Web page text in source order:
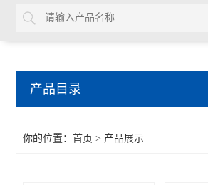
产品目录
你的位置：首页 > 产品展示